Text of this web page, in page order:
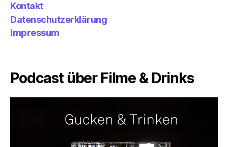
Kontakt
Datenschutzerklärung
Impressum
Podcast über Filme & Drinks